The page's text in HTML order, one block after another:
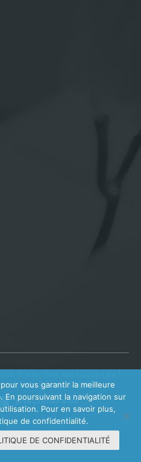
| TVA : BE0410 639 602
vous garantir la meilleure
poursuivant la navigation sur
Pour en savoir plus,
de confidentialité.
DE CONFIDENTIALITÉ